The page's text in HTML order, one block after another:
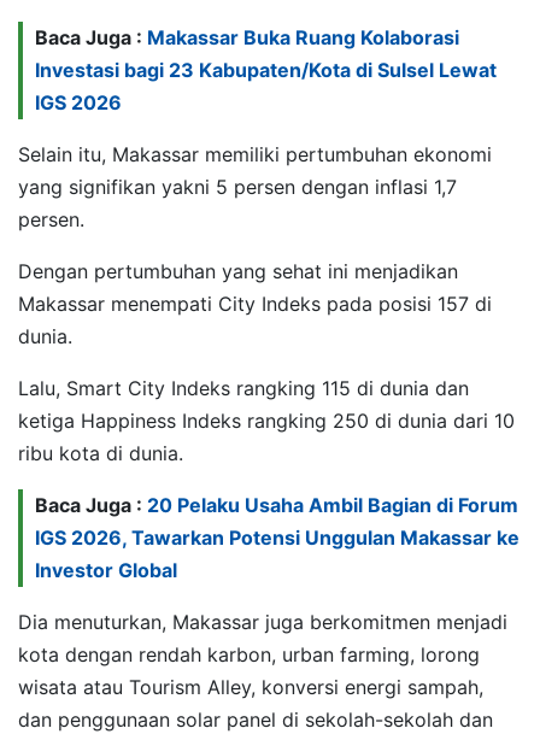
Baca Juga : Makassar Buka Ruang Kolaborasi
Investasi bagi 23 Kabupaten/Kota di Sulsel Lewat
IGS 2026
Selain itu, Makassar memiliki pertumbuhan ekonomi
yang signifikan yakni 5 persen dengan inflasi 1,7
persen.
Dengan pertumbuhan yang sehat ini menjadikan
Makassar menempati City Indeks pada posisi 157 di
dunia.
Lalu, Smart City Indeks rangking 115 di dunia dan
ketiga Happiness Indeks rangking 250 di dunia dari 10
ribu kota di dunia.
Baca Juga : 20 Pelaku Usaha Ambil Bagian di Forum
IGS 2026, Tawarkan Potensi Unggulan Makassar ke
Investor Global
Dia menuturkan, Makassar juga berkomitmen menjadi
kota dengan rendah karbon, urban farming, lorong
wisata atau Tourism Alley, konversi energi sampah,
dan penggunaan solar panel di sekolah-sekolah dan